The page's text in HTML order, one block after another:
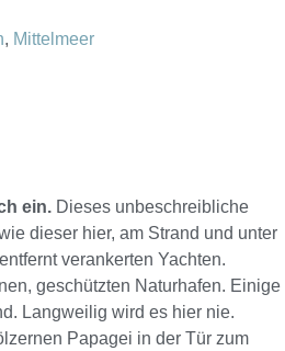
, Mittelmeer
ein. Dieses unbeschreibliche
dieser hier, am Strand und unter
verankerten Yachten.
geschützten Naturhafen. Einige
Langweilig wird es hier nie.
Papagei in der Tür zum